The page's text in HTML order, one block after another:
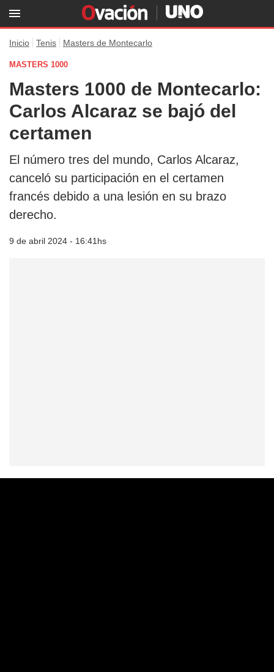
Inicio Tenis Masters de Montecarlo
MASTERS 1000
Masters 1000 de Montecarlo:
Carlos Alcaraz se bajó del
certamen
El número tres del mundo, Carlos Alcaraz,
canceló su participación en el certamen
francés debido a una lesión en su brazo
derecho.
9 de abril 2024 - 16:41hs